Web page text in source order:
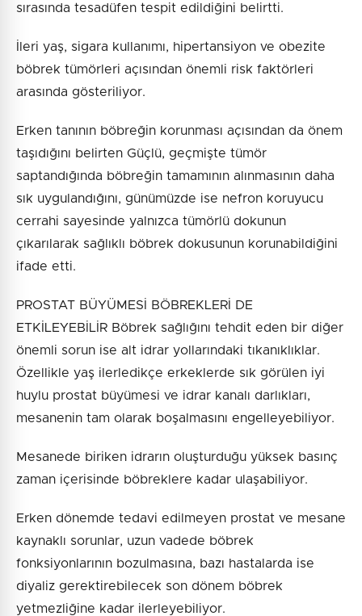
sırasında tesadüfen tespit edildiğini belirtti.
İleri yaş, sigara kullanımı, hipertansiyon ve obezite
böbrek tümörleri açısından önemli risk faktörleri
arasında gösteriliyor.
Erken tanının böbreğin korunması açısından da önem
taşıdığını belirten Güçlü, geçmişte tümör
saptandığında böbreğin tamamının alınmasının daha
sık uygulandığını, günümüzde ise nefron koruyucu
cerrahi sayesinde yalnızca tümörlü dokunun
çıkarılarak sağlıklı böbrek dokusunun korunabildiğini
ifade etti.
PROSTAT BÜYÜMESİ BÖBREKLERİ DE
ETKİLEYEBİLİR Böbrek sağlığını tehdit eden bir diğer
önemli sorun ise alt idrar yollarındaki tıkanıklıklar.
Özellikle yaş ilerledikçe erkeklerde sık görülen iyi
huylu prostat büyümesi ve idrar kanalı darlıkları,
mesanenin tam olarak boşalmasını engelleyebiliyor.
Mesanede biriken idrarın oluşturduğu yüksek basınç
zaman içerisinde böbreklere kadar ulaşabiliyor.
Erken dönemde tedavi edilmeyen prostat ve mesane
kaynaklı sorunlar, uzun vadede böbrek
fonksiyonlarının bozulmasına, bazı hastalarda ise
diyaliz gerektirebilecek son dönem böbrek
yetmezliğine kadar ilerleyebiliyor.